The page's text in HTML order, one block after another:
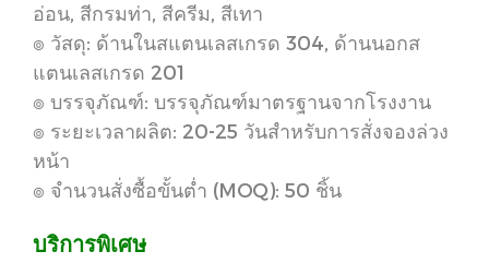
อ่อน, สีกรมท่า, สีครีม, สีเทา
๏ วัสดุ: ด้านในสแตนเลสเกรด 304, ด้านนอกส
แตนเลสเกรด 201
๏ บรรจุภัณฑ์: บรรจุภัณฑ์มาตรฐานจากโรงงาน
๏ ระยะเวลาผลิต: 20-25 วันสำหรับการสั่งจองล่วง
หน้า
๏ จำนวนสั่งซื้อขั้นต่ำ (MOQ): 50 ชิ้น
บริการพิเศษ